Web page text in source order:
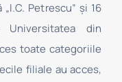
Petrescu” şi 16
din
toate categoriile
filiale au acces,